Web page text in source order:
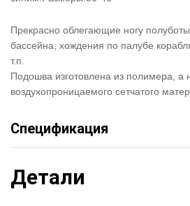
Прекрасно облегающие ногу
бассейна, хождения по палубе
т.п.
Подошва изготовлена из полимера,
воздухопроницаемого сетчатого
Спецификация
Детали